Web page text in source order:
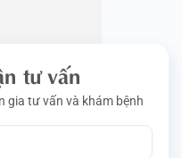
tư vấn
gia tư vấn và khám bệnh